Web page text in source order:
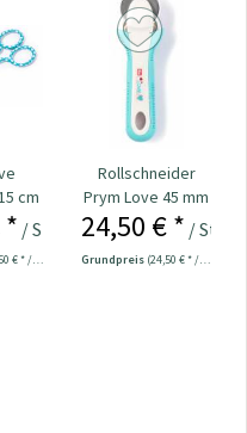
cm
* / Stück
* / 1 Stück)
Rollschneider
Prym Love 45 mm
24,50 € * / Stück
Grundpreis (24,50 € * / 1 Stück)